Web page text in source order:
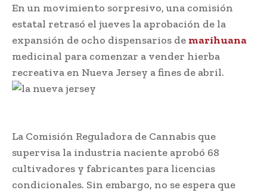
En un movimiento sorpresivo, una comisión
estatal retrasó el jueves la aprobación de la
expansión de ocho dispensarios de marihuana
medicinal para comenzar a vender hierba
recreativa en Nueva Jersey a fines de abril.
La Comisión Reguladora de Cannabis que
supervisa la industria naciente aprobó 68
cultivadores y fabricantes para licencias
condicionales. Sin embargo, no se espera que